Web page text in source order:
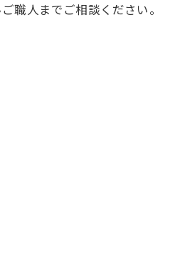
職人までご相談ください。